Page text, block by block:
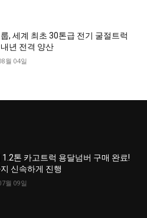
, 세계 최초 30톤급 전기 굴절트럭
내년 전격 양산
월 04일
1.2톤 카고트럭 용달넘버 구매 완료!
신속하게 진행
월 09일